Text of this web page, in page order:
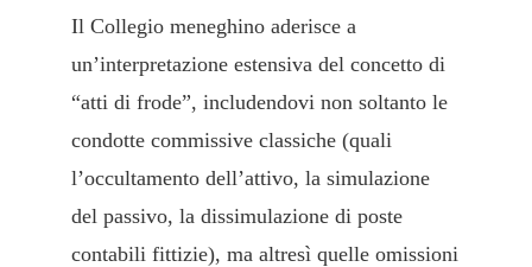
Il Collegio meneghino aderisce a
un’interpretazione estensiva del concetto di
“atti di frode”, includendovi non soltanto le
condotte commissive classiche (quali
l’occultamento dell’attivo, la simulazione
del passivo, la dissimulazione di poste
contabili fittizie), ma altresì quelle omissioni